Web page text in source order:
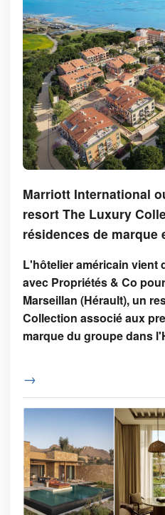
Marriott International
resort The Luxury
résidences de marque
L'hôtelier américain vient
avec Propriétés & Co
Marseillan (Hérault), un
Collection associé aux
marque du groupe dans
→